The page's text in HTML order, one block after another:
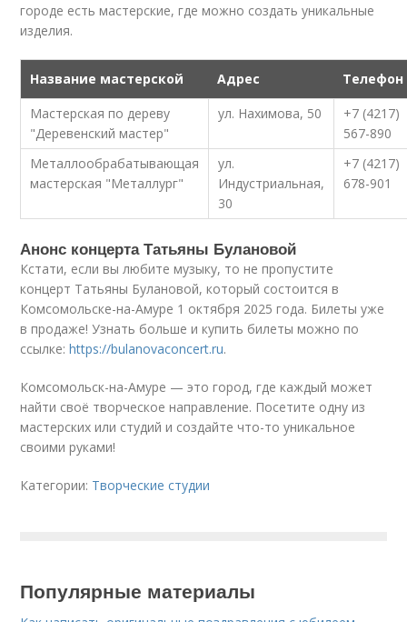
городе есть мастерские, где можно создать уникальные
изделия.
Название мастерской Адрес
Телефон
Мастерская по дереву
"Деревенский мастер"
ул. Нахимова, 50
+7 (4217)
567-890
Металлообрабатывающая
мастерская "Металлург"
ул.
Индустриальная,
30
+7 (4217)
678-901
Анонс концерта Татьяны Булановой
Кстати, если вы любите музыку, то не пропустите
концерт Татьяны Булановой, который состоится в
Комсомольске-на-Амуре 1 октября 2025 года. Билеты уже
в продаже! Узнать больше и купить билеты можно по
ссылке:https://bulanovaconcert.ru.
Комсомольск-на-Амуре — это город, где каждый может
найти своё творческое направление. Посетите одну из
мастерских или студий и создайте что-то уникальное
своими руками!
Категории: Творческие студии
Популярные материалы